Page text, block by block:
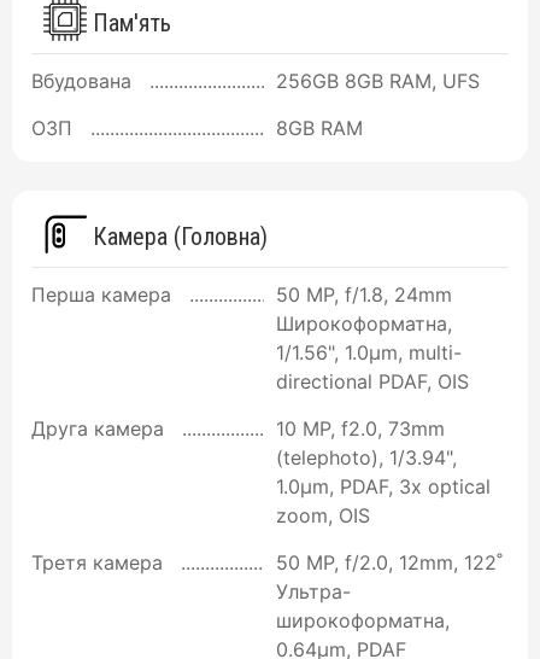
Пам'ять
Вбудована
256GB 8GB RAM, UFS
ОЗП
8GB RAM
Камера (Головна)
Перша камера
50 MP, f/1.8, 24mm
Широкоформатна,
1/1.56", 1.0µm, multi-
directional PDAF, OIS
Друга камера
10 MP, f2.0, 73mm
(telephoto), 1/3.94",
1.0µm, PDAF, 3x optical
zoom, OIS
Третя камера
50 MP, f/2.0, 12mm, 122˚
Ультра-
широкоформатна,
0.64µm, PDAF